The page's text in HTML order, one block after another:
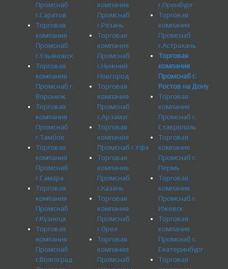
Промснаб
г.Саратов
Торговая
компания
Промснаб
г.Ульяновск
Торговая
компания
Промснаб г.
Воронеж
Торговая
компания
Промснаб
г.Тамбов
Торговая
компания
Промснаб
г.Самара
Торговая
компания
Промснаб
г.Кузнецк
Торговая
компания
Промснаб
г.Волгоград
компания
Промснаб
г.Рязань
Торговая
компания
Промснаб
г.Нижний
Новгород
Торговая
компания
Промснаб
г.Арзамас
Торговая
компания
Промснаб г.Уфа
Торговая
компания
Промснаб
г.Казань
Торговая
компания
Промснаб
г.Орел
Торговая
компания
Промснаб
г.Оренбург
Торговая
компания
Промснаб
г.Астрахань
Торговая
компания
Промснаб г.
Ростов на Дону
Торговая
компания
Промснаб г.
Ставрополь
Торговая
компания
Промснаб г.
Пермь
Торговая
компания
Промснаб г.
Ижевск
Торговая
компания
Промснаб г.
Екатеринбург
Торговая